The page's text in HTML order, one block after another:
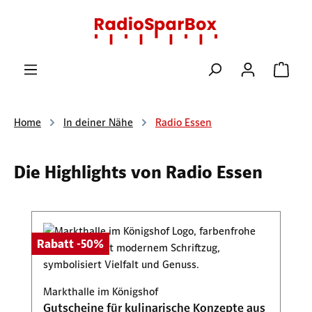
Zum Hauptinhalt springen
Home In deiner Nähe Radio Essen
Die Highlights von Radio Essen
Rabatt -50%
Markthalle im Königshof
Gutscheine für kulinarische Konzepte aus